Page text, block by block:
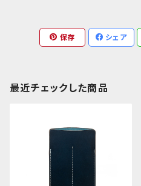
保存 シェア
最近チェックした商品